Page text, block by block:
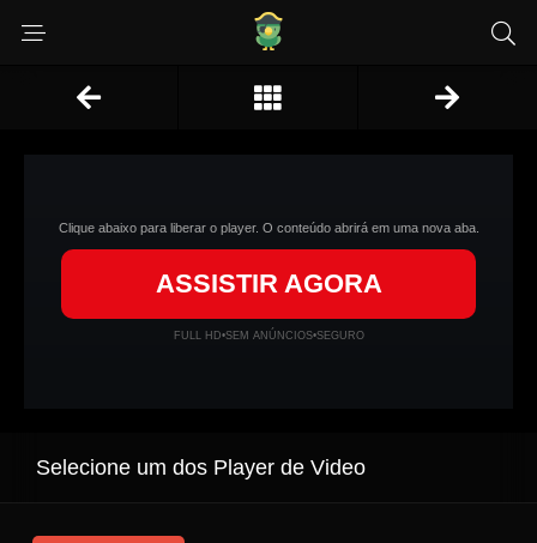
Clique abaixo para liberar o player. O conteúdo abrirá em uma nova aba.
ASSISTIR AGORA
FULL HD•SEM ANÚNCIOS•SEGURO
Selecione um dos Player de Video